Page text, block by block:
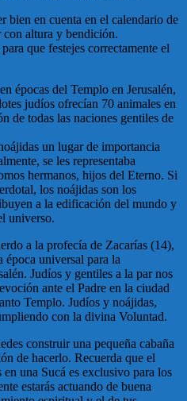
bien en cuenta en el calendario de
con altura y bendición.
que festejes correctamente el
épocas del Templo en Jerusalén,
judíos ofrecían 70 animales en
de todas las naciones gentiles de
un lugar de importancia
se les representaba
hermanos, hijos del Eterno. Si
los noájidas son los
a la edificación del mundo y
universo.
a la profecía de Zacarías (14),
época universal para la
Judíos y gentiles a la par nos
ante el Padre en la ciudad
Templo. Judíos y noájidas,
con la divina Voluntad.
construir una pequeña cabaña
de hacerlo. Recuerda que el
una Sucá es exclusivo para los
estarás actuando de buena